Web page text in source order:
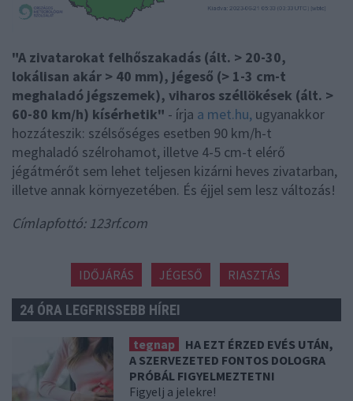
"A zivatarokat felhőszakadás (ált. > 20-30,
lokálisan akár > 40 mm), jégeső (> 1-3 cm-t
meghaladó jégszemek), viharos széllökések (ált. >
60-80 km/h) kísérhetik" - írja a met.hu, ugyanakkor
hozzáteszik: szélsőséges esetben 90 km/h-t
meghaladó szélrohamot, illetve 4-5 cm-t elérő
jégátmérőt sem lehet teljesen kizárni heves zivatarban,
illetve annak környezetében. És éjjel sem lesz változás!
Címlapfottó: 123rf.com
IDŐJÁRÁS JÉGESŐ RIASZTÁS
24 ÓRA LEGFRISSEBB HÍREI
tegnap
HA EZT ÉRZED EVÉS UTÁN,
A SZERVEZETED FONTOS DOLOGRA
PRÓBÁL FIGYELMEZTETNI
Figyelj a jelekre!